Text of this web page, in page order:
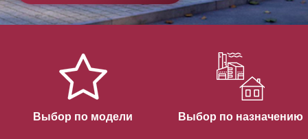
Выбор по модели Выбор по назначению